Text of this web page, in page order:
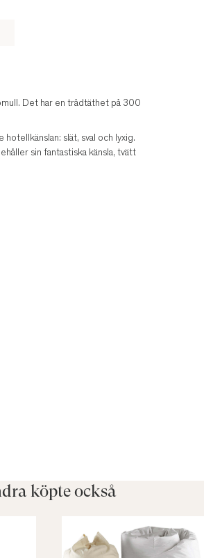
Det har en trådtäthet på 300
slät, sval och lyxig.
sin fantastiska känsla, tvätt
köpte också